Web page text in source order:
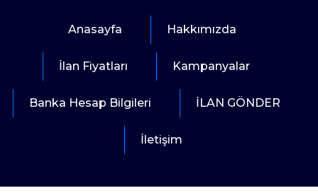
Anasayfa Hakkımızda
İlan Fiyatları Kampanyalar
Banka Hesap Bilgileri İLAN GÖNDER
İletişim